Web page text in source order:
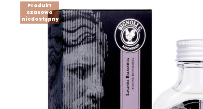
Produkt
czasowo
niedostępny